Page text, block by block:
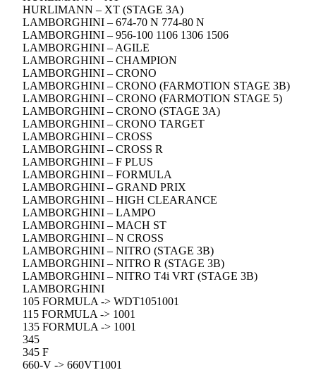
HURLIMANN – XT (STAGE 3A)
LAMBORGHINI – 674-70 N 774-80 N
LAMBORGHINI – 956-100 1106 1306 1506
LAMBORGHINI – AGILE
LAMBORGHINI – CHAMPION
LAMBORGHINI – CRONO
LAMBORGHINI – CRONO (FARMOTION STAGE 3B)
LAMBORGHINI – CRONO (FARMOTION STAGE 5)
LAMBORGHINI – CRONO (STAGE 3A)
LAMBORGHINI – CRONO TARGET
LAMBORGHINI – CROSS
LAMBORGHINI – CROSS R
LAMBORGHINI – F PLUS
LAMBORGHINI – FORMULA
LAMBORGHINI – GRAND PRIX
LAMBORGHINI – HIGH CLEARANCE
LAMBORGHINI – LAMPO
LAMBORGHINI – MACH ST
LAMBORGHINI – N CROSS
LAMBORGHINI – NITRO (STAGE 3B)
LAMBORGHINI – NITRO R (STAGE 3B)
LAMBORGHINI – NITRO T4i VRT (STAGE 3B)
LAMBORGHINI
105 FORMULA -> WDT1051001
115 FORMULA -> 1001
135 FORMULA -> 1001
345
345 F
660-V -> 660VT1001